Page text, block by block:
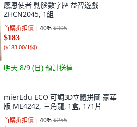
感恩使者 動腦數字牌 益智遊戲
ZHCN2045, 1組
首購折扣價 40%$305
$183
($183.00/1個)
明天 8/9 (日) 預計送達
mierEdu ECO 可調3D立體拼圖 豪華
版 ME4242, 三角龍, 1盒, 171片
首購折扣價 40%$255